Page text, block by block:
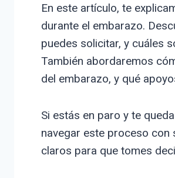
En este artículo, te
durante el embarazo.
puedes solicitar, y cuáles
También abordaremos
del embarazo, y qué
Si estás en paro y te
navegar este proceso
claros para que tomes